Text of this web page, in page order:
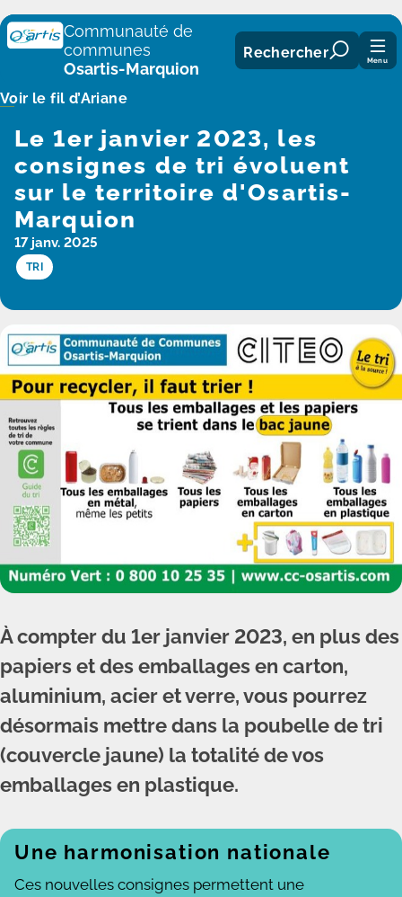
Panneau de gestion des cookies
Communauté de
communes
Osartis-Marquion
Rechercher Menu
Voir le fil d’Ariane
Le 1er janvier 2023, les
consignes de tri évoluent
sur le territoire d'Osartis-
Marquion
17 janv. 2025
TRI
À compter du 1er janvier 2023, en plus des
papiers et des emballages en carton,
aluminium, acier et verre, vous pourrez
désormais mettre dans la poubelle de tri
(couvercle jaune) la totalité de vos
emballages en plastique.
Une harmonisation nationale
Ces nouvelles consignes permettent une